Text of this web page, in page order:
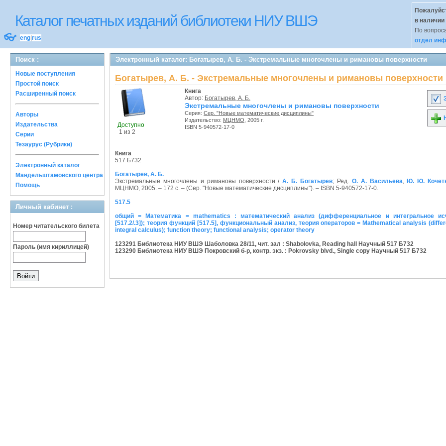
Каталог печатных изданий библиотеки НИУ ВШЭ
👓 eng rus
в наличии
По
отдел
Поиск :
Новые поступления
Простой поиск
Расширенный поиск
Авторы
Издательства
Серии
Тезаурус (Рубрики)
Электронный каталог
Мандельштамовского центра
Помощь
Личный кабинет :
Номер читательского билета
Пароль (имя кириллицей)
Электронный каталог: Богатырев, А. Б. - Экстремальные многочлены и римановы поверхности
Богатырев, А. Б. - Экстремальные многочлены и римановы поверхности
Доступно
1 из 2
Книга
Автор: Богатырев, А. Б.
Экстремальные многочлены и римановы поверхности
Серия: Сер. "Новые математические дисциплины"
Издательство: МЦНМО , 2005 г.
ISBN 5-940572-17-0
Книга
517 Б732
Богатырев, А. Б.
Экстремальные многочлены и римановы поверхности /А. Б. Богатырев; Ред. О. А. Васильева, Ю. Ю.
МЦНМО, 2005. – 172 с. – (Сер. "Новые математические дисциплины"). – ISBN 5-940572-17-0.
517.5
общий = Математика = mathematics : математический анализ (дифференциальное и интегральное
[517.2/.3]); теория функций [517.5], функциональный анализ, теория операторов = Mathematical analysis
integral calculus); function theory; functional analysis; operator theory
123291 Библиотека НИУ ВШЭ Шаболовка 28/11, чит. зал : Shabolovka, Reading hall Научный 517 Б732
123290 Библиотека НИУ ВШЭ Покровский б-р, контр. экз. : Pokrovsky blvd., Single copy Научный 517 Б732